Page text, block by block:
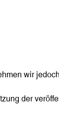
wir
der